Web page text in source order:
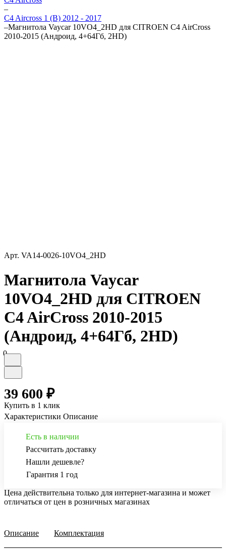
–
C4 Aircross 1 (B) 2012 - 2017
–Магнитола Vaycar 10VO4_2HD для CITROEN C4 AirCross
2010-2015 (Андроид, 4+64Гб, 2HD)
Арт. VA14-0026-10VO4_2HD
Магнитола Vaycar
10VO4_2HD для CITROEN
C4 AirCross 2010-2015
(Андроид, 4+64Гб, 2HD)
0
39 600 ₽
Купить в 1 клик
Характеристики Описание
Есть в наличии
Рассчитать доставку
Нашли дешевле?
Гарантия 1 год
Цена действительна только для интернет-магазина и может
отличаться от цен в розничных магазинах
Описание Комплектация